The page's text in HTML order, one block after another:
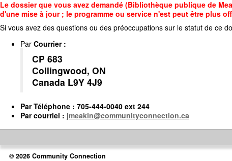
Accédez
au
contenu
principal
Le dossier que vous avez demandé (Bibliothèque publique de
d'une mise à jour ; le programme ou service n'est peut être plus
Si vous avez des questions ou des préoccupations sur le statut de ce
Par Courrier:
CP 683
Collingwood, ON
Canada L9Y 4J9
ParTéléphone : 705-444-0040 ext 244
Parcourriel : jmeakin@communityconnection.ca
© 2026 Community Connection